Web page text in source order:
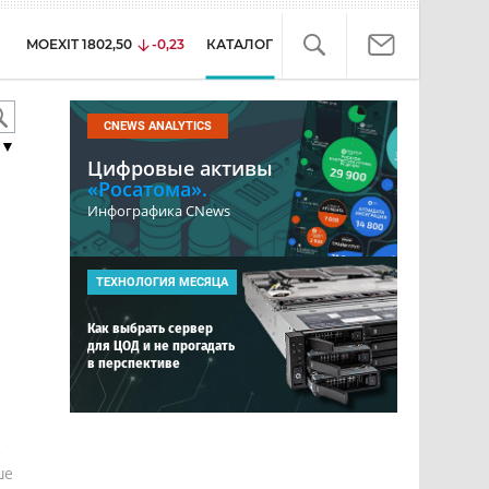
MOEXIT 1802,50 -0,23 КАТАЛОГ
CNEWS ANALYTICS
Цифровые активы
«Росатома».
Инфографика CNews
ТЕХНОЛОГИЯ МЕСЯЦА
Как выбрать сервер
для ЦОД и не прогадать
в перспективе